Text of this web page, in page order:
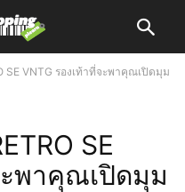
SE VNTG รองเท้าที่จะพาคุณเปิดมุม
SE
ะพาคุณเปิดมุม